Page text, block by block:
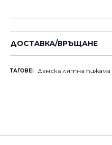
ДОСТАВКА/ВРЪЩАНЕ
ТАГОВЕ: Дамска лятна пижама